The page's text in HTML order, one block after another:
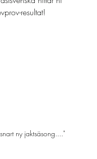
resultat!
ny jaktsäsong...."